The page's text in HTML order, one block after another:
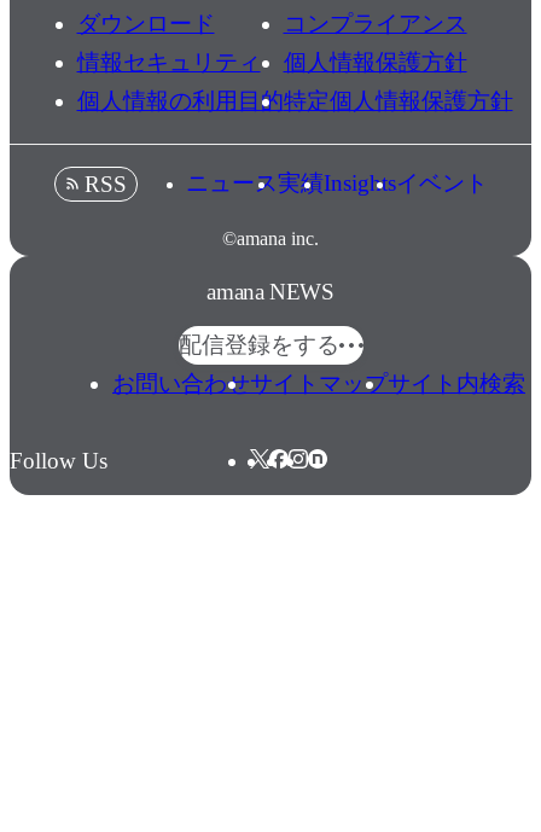
ダウンロード
コンプライアンス
情報セキュリティ
個人情報保護方針
個人情報の利用目的特定個人情報保護方針
©amana inc.
RSS ニュース実績Insightsイベント
amana NEWS
配信登録をする
お問い合わせサイトマップサイト内検索
Follow Us